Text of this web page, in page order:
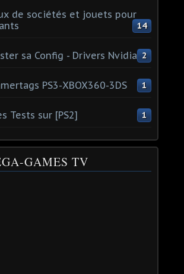
de sociétés et jouets pour
14
sa Config - Drivers Nvidia 2
PS3-XBOX360-3DS 1
Tests sur [PS2] 1
GAMES TV